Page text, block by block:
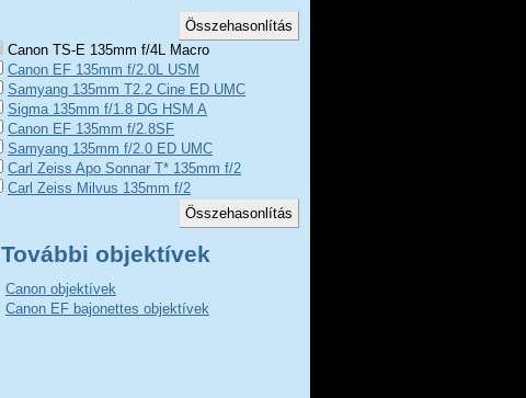
Canon TS-E 135mm f/4L Macro
Canon EF 135mm f/2.0L USM
Samyang 135mm T2.2 Cine ED UMC
Sigma 135mm f/1.8 DG HSM A
Canon EF 135mm f/2.8SF
Samyang 135mm f/2.0 ED UMC
Carl Zeiss Apo Sonnar T* 135mm f/2
Carl Zeiss Milvus 135mm f/2
További objektívek
Canon objektívek
Canon EF bajonettes objektívek